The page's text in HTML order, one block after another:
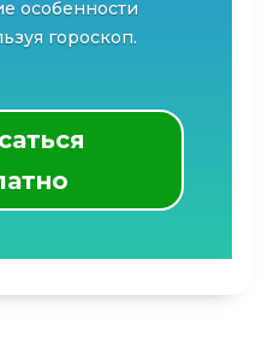
особенности
гороскоп.